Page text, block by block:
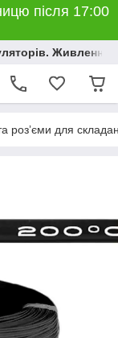
після 17:00
Живлення,
розʼєми для